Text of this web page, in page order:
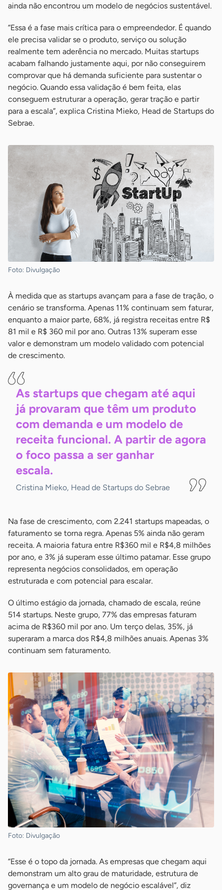
ainda não encontrou um modelo de negócios sustentável.
“Essa é a fase mais crítica para o empreendedor. É quando
ele precisa validar se o produto, serviço ou solução
realmente tem aderência no mercado. Muitas startups
acabam falhando justamente aqui, por não conseguirem
comprovar que há demanda suficiente para sustentar o
negócio. Quando essa validação é bem feita, elas
conseguem estruturar a operação, gerar tração e partir
para a escala”, explica Cristina Mieko, Head de Startups do
Sebrae.
Foto: Divulgação
À medida que as startups avançam para a fase de tração, o
cenário se transforma. Apenas 11% continuam sem faturar,
enquanto a maior parte, 68%, já registra receitas entre R$
81 mil e R$ 360 mil por ano. Outras 13% superam esse
valor e demonstram um modelo validado com potencial
de crescimento.
As startups que chegam até aqui
já provaram que têm um produto
com demanda e um modelo de
receita funcional. A partir de agora
o foco passa a ser ganhar
escala.
Cristina Mieko, Head de Startups do Sebrae
Na fase de crescimento, com 2.241 startups mapeadas, o
faturamento se torna regra. Apenas 5% ainda não geram
receita. A maioria fatura entre R$360 mil e R$4,8 milhões
por ano, e 3% já superam esse último patamar. Esse grupo
representa negócios consolidados, em operação
estruturada e com potencial para escalar.
O último estágio da jornada, chamado de escala, reúne
514 startups. Neste grupo, 77% das empresas faturam
acima de R$360 mil por ano. Um terço delas, 35%, já
superaram a marca dos R$4,8 milhões anuais. Apenas 3%
continuam sem faturamento.
Foto: Divulgação
“Esse é o topo da jornada. As empresas que chegam aqui
demonstram um alto grau de maturidade, estrutura de
governança e um modelo de negócio escalável”, diz